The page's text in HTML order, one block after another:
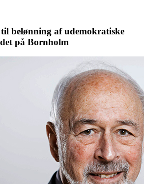
belønning af udemokratiske
på Bornholm